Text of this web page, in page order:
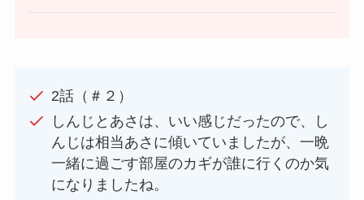
2話（＃２）
しんじとあさは、いい感じだったので、し
んじは相当あさに傾いていましたが、一晩
一緒に過ごす部屋のカギが誰に行くのか気
になりましたね。